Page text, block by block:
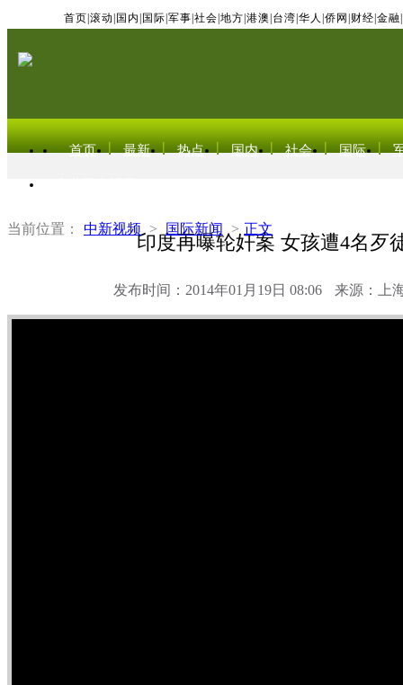
首页 滚动 国内 国际 军事 社会 地方 港澳 台湾 华人 侨网 财经 金融
首页 最新 热点 国内 社会 国际
当前位置： 中新视频 > 国际新闻 > 正文
印度再曝轮奸案 女孩遭4名歹
发布时间：2014年01月19日 08:06 来源：上